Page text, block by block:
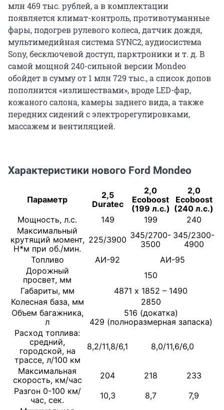
млн 469 тыс. рублей, а в комплектации
появляется климат-контроль, противотуманные
фары, подогрев рулевого колеса, датчик дождя,
мультимедийная система SYNC2, аудиосистема
Sony, бесключевой доступ, парктроники и т. д. В
самой мощной 240-сильной версии Mondeo
обойдет в сумму от 1 млн 729 тыс., а список допов
пополнится «излишествами», вроде LED-фар,
кожаного салона, камеры заднего вида, а также
передних сидений с электрорегулировками,
массажем и вентиляцией.
Характеристики нового Ford Mondeo
Параметр
2,5
Duratec
2,0
Ecoboost
(199 л.с.)
2,0
Ecoboost
(240 л.с.)
Мощность, л.с.
149 199
240
Максимальный
крутящий момент,
Н*м при об./мин.
225/3900 345/2700-
3500
345/2300-
4900
Топливо
АИ-92
АИ-95
Дорожный
просвет, мм
150
Габариты, мм
4871 х 1852 – 1490
Колесная база, мм
2850
Объем багажника,
л
516 (докатка)
429 (полноразмерная запаска)
Расход топлива:
средний,
городской, на
трассе, л/100 км
8,2/11,8/6,1 8,0/11,6/6,0
Максимальная
скорость, км/час
204 218
233
Разгон 0-100 км/
час, сек.
10,3 8,7
7,9